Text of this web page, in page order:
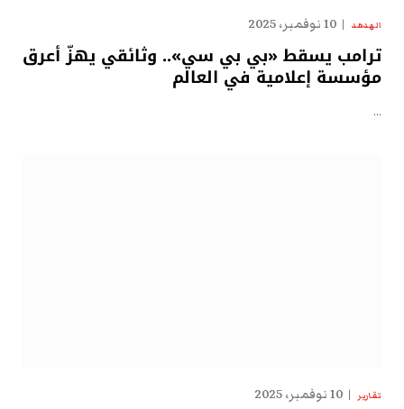
الهدهد 10 نوفمبر، 2025
ترامب يسقط «بي بي سي».. وثائقي يهزّ أعرق
مؤسسة إعلامية في العالم
…
تقارير 10 نوفمبر، 2025